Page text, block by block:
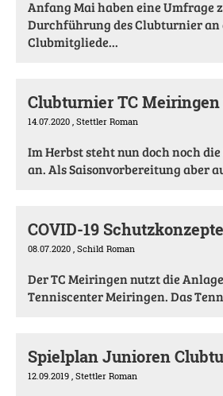
Anfang Mai haben eine Umfrage
Durchführung des Clubturnier an
Clubmitgliede...
Clubturnier TC Meiringen
14.07.2020 , Stettler Roman
Im Herbst steht nun doch noch
an. Als Saisonvorbereitung aber
COVID-19 Schutzkonzepte
08.07.2020 , Schild Roman
Der TC Meiringen nutzt die
Tenniscenter Meiringen. Das
Spielplan Junioren
12.09.2019 , Stettler Roman